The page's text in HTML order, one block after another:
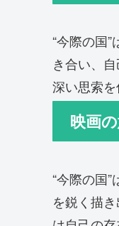
“今際の国
き合い、
深い思索を
映画
“今際の国
を鋭く描